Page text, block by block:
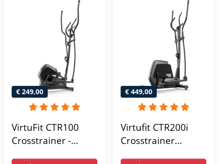
€ 249,00
VirtuFit CTR100
Crosstrainer -
€ 449,00
Virtufit CTR200i
Crosstrainer